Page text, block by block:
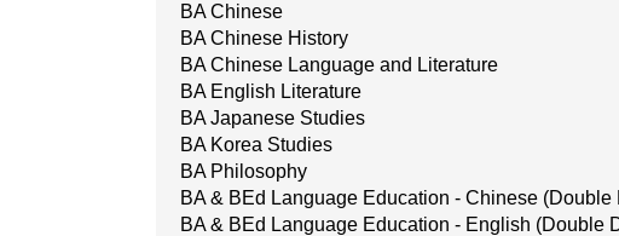
BA Chinese
BA Chinese History
BA Chinese Language and Literature
BA English Literature
BA Japanese Studies
BA Korea Studies
BA Philosophy
BA & BEd Language Education - Chinese (Double
BA & BEd Language Education - English (Double